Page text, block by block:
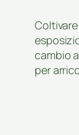
cambio
per